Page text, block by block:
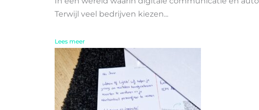
Terwijl veel bedrijven kiezen...
Lees meer